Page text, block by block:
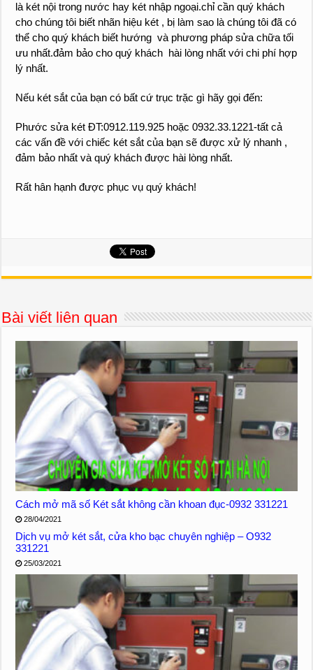
là két nội trong nước hay két nhập ngoại.chỉ cần quý khách
cho chúng tôi biết nhãn hiệu két , bị làm sao là chúng tôi đã có
thể cho quý khách biết hướng và phương pháp sửa chữa tối
ưu nhất.đảm bảo cho quý khách hài lòng nhất với chi phí hợp
lý nhất.
Nếu két sắt của bạn có bất cứ trục trặc gì hãy gọi đến:
Phước sửa két ĐT:0912.119.925 hoặc 0932.33.1221-tất cả
các vấn đề với chiếc két sắt của bạn sẽ được xử lý nhanh ,
đảm bảo nhất và quý khách được hài lòng nhất.
Rất hân hạnh được phục vụ quý khách!
Bài viết liên quan
Cách mở mã số Két sắt không cần khoan đục-0932 331221
28/04/2021
Dịch vụ mở két sắt, cửa kho bạc chuyên nghiệp – O932
331221
25/03/2021